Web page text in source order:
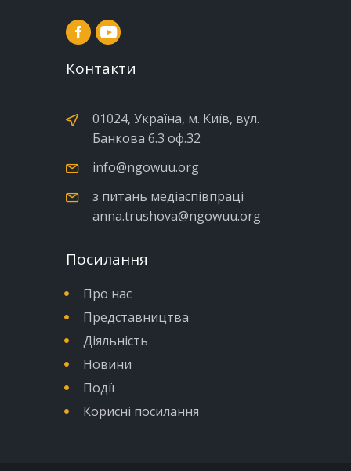
Контакти
01024, Україна, м. Київ, вул.
Банкова б.3 оф.32
info@ngowuu.org
з питань медіаспівпраці
anna.trushova@ngowuu.org
Посилання
Про нас
Представництва
Діяльність
Новини
Події
Корисні посилання